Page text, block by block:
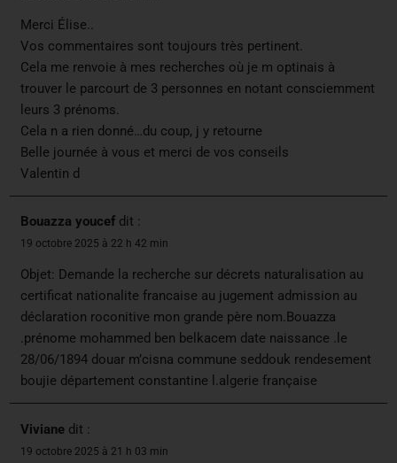
Merci Élise..
Vos commentaires sont toujours très pertinent.
Cela me renvoie à mes recherches où je m optinais à
trouver le parcourt de 3 personnes en notant consciemment
leurs 3 prénoms.
Cela n a rien donné…du coup, j y retourne
Belle journée à vous et merci de vos conseils
Valentin d
Bouazza youcef dit :
19 octobre 2025 à 22 h 42 min
Objet: Demande la recherche sur décrets naturalisation au
certificat nationalite francaise au jugement admission au
déclaration roconitive mon grande père nom.Bouazza
.prénome mohammed ben belkacem date naissance .le
28/06/1894 douar m’cisna commune seddouk rendesement
boujie département constantine l.algerie française
Viviane dit :
19 octobre 2025 à 21 h 03 min